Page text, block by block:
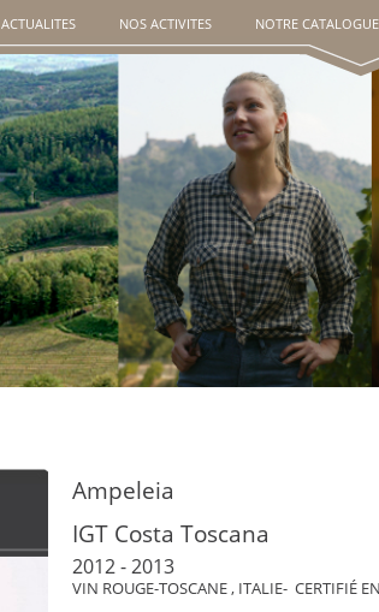
ACTUALITES NOS ACTIVITES NOTRE CATALOGUE
Ampeleia
IGT Costa Toscana
2012 - 2013
VIN ROUGE-TOSCANE , ITALIE- CERTIFIÉ